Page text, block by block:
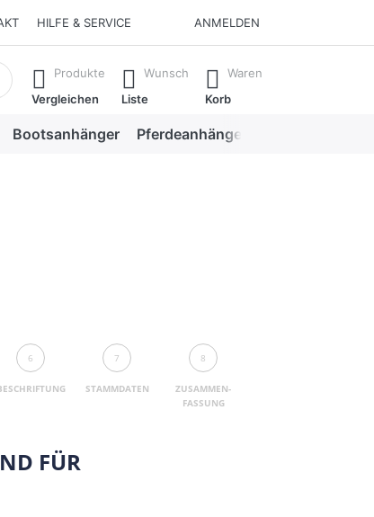
HILFE & SERVICE ANMELDEN
Ergebnisse. Drücken Sie die Eingabetaste, um alle
Produkte
Vergleichen
Wunsch
Liste
Waren
Korb
Bootsanhänger Pferdeanhänger